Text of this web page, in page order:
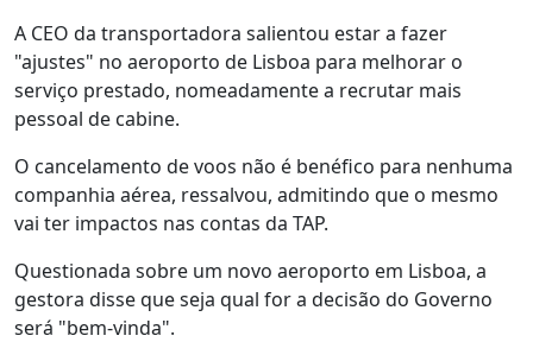
A CEO da transportadora salientou estar a fazer
"ajustes" no aeroporto de Lisboa para melhorar o
serviço prestado, nomeadamente a recrutar mais
pessoal de cabine.
O cancelamento de voos não é benéfico para nenhuma
companhia aérea, ressalvou, admitindo que o mesmo
vai ter impactos nas contas da TAP.
Questionada sobre um novo aeroporto em Lisboa, a
gestora disse que seja qual for a decisão do Governo
será "bem-vinda".